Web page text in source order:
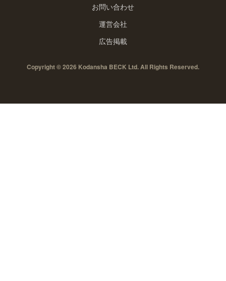
お問い合わせ
運営会社
広告掲載
Copyright © 2026 Kodansha BECK Ltd. All Rights Reserved.